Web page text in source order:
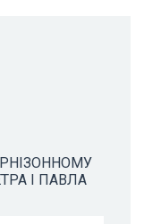
І ПАВЛА